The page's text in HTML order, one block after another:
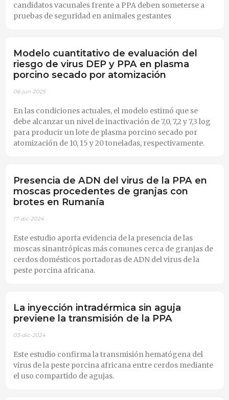
candidatos vacunales frente a PPA deben someterse a
pruebas de seguridad en animales gestantes
Modelo cuantitativo de evaluación del
riesgo de virus DEP y PPA en plasma
porcino secado por atomización
06-jun-2025
En las condiciones actuales, el modelo estimó que se
debe alcanzar un nivel de inactivación de 7,0, 7,2 y 7,3 log
para producir un lote de plasma porcino secado por
atomización de 10, 15 y 20 toneladas, respectivamente.
Presencia de ADN del virus de la PPA en
moscas procedentes de granjas con
brotes en Rumanía
17-dic-2024
Este estudio aporta evidencia de la presencia de las
moscas sinantrópicas más comunes cerca de granjas de
cerdos domésticos portadoras de ADN del virus de la
peste porcina africana.
La inyección intradérmica sin aguja
previene la transmisión de la PPA
03-dic-2024
Este estudio confirma la transmisión hematógena del
virus de la peste porcina africana entre cerdos mediante
el uso compartido de agujas.